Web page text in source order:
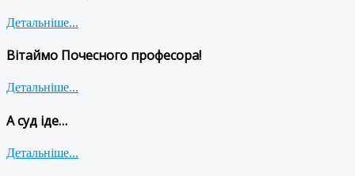
Детальніше...
Вітаймо Почесного професора!
Детальніше...
А суд іде…
Детальніше...